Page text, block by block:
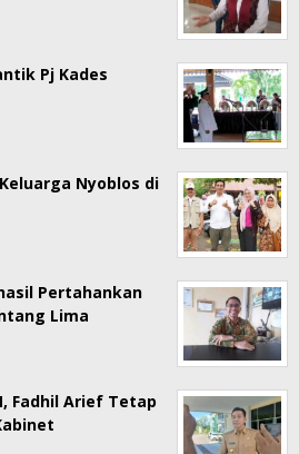
Pj Kades
Nyoblos di
Pertahankan
Lima
Fadhil Arief Tetap